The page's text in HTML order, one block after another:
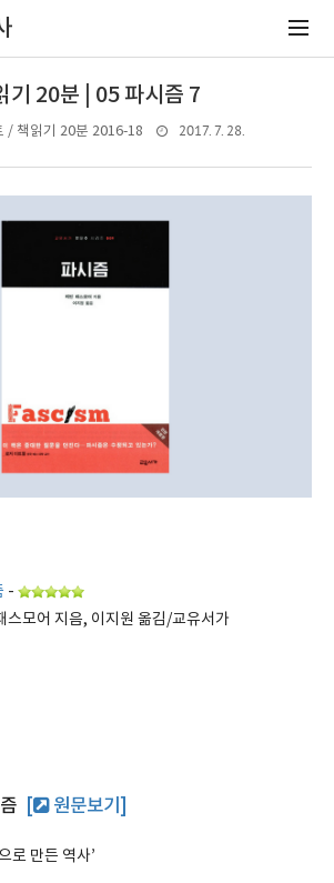
기 20분 | 05 파시즘 7
/ 책읽기 20분 2016-18 2017. 7. 28.
-
스모어 지음, 이지원 옮김/교유서가
원문보기]
로 만든 역사’